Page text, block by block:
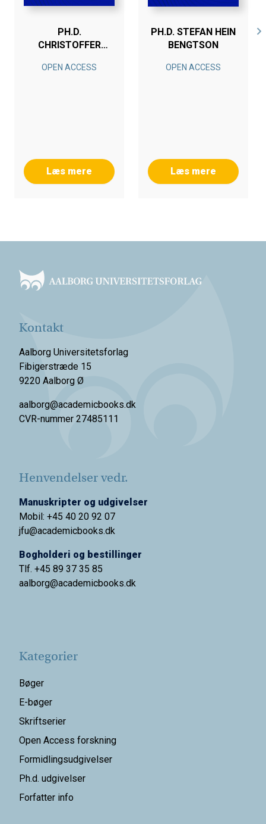
PH.D.
CHRISTOFFER
RASMUSSEN
OPEN ACCESS
Læs mere
PH.D. STEFAN HEIN
BENGTSON
OPEN ACCESS
Læs mere
Kontakt
Aalborg Universitetsforlag
Fibigerstræde 15
9220 Aalborg Ø
aalborg@academicbooks.dk
CVR-nummer 27485111
Henvendelser vedr.
Manuskripter og udgivelser
Mobil: +45 40 20 92 07
jfu@academicbooks.dk
Bogholderi og bestillinger
Tlf. +45 89 37 35 85
aalborg@academicbooks.dk
Kategorier
Bøger
E-bøger
Skriftserier
Open Access forskning
Formidlingsudgivelser
Ph.d. udgivelser
Forfatter info